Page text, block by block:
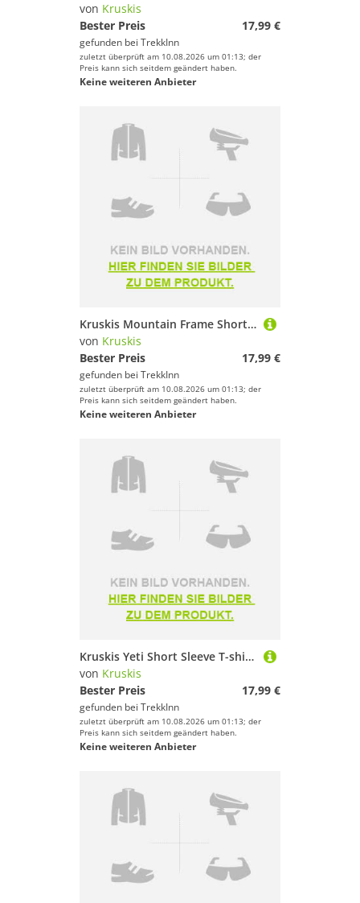
von Kruskis
Bester Preis
17,99 €
gefunden bei TrekkInn
zuletzt überprüft am 10.08.2026 um 01:13; der
Preis kann sich seitdem geändert haben.
Keine weiteren Anbieter
Kruskis Mountain Frame Short Sleeve T-shirt Schwarz 2XL Mann
von Kruskis
Bester Preis
17,99 €
gefunden bei TrekkInn
zuletzt überprüft am 10.08.2026 um 01:13; der
Preis kann sich seitdem geändert haben.
Keine weiteren Anbieter
Kruskis Yeti Short Sleeve T-shirt Schwarz S Mann
von Kruskis
Bester Preis
17,99 €
gefunden bei TrekkInn
zuletzt überprüft am 10.08.2026 um 01:13; der
Preis kann sich seitdem geändert haben.
Keine weiteren Anbieter